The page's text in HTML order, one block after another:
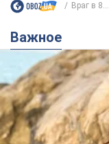
Враг в 8...
Важное